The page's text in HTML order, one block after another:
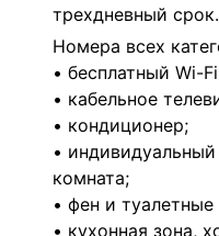
трехдневный срок.
Номера всех
• бесплатный Wi-
• кабельное
• кондиционер;
•
комната;
• фен и
• кухонная зона,